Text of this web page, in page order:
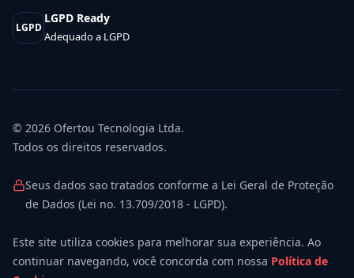
LGPD
LGPD Ready
Adequado a LGPD
© 2026 Ofertou Tecnologia Ltda.
Todos os direitos reservados.
Seus dados sao tratados conforme a Lei Geral de Proteção
de Dados (Lei no. 13.709/2018 - LGPD).
Este site utiliza cookies para melhorar sua experiência. Ao
continuar navegando, você concorda com nossa Política de